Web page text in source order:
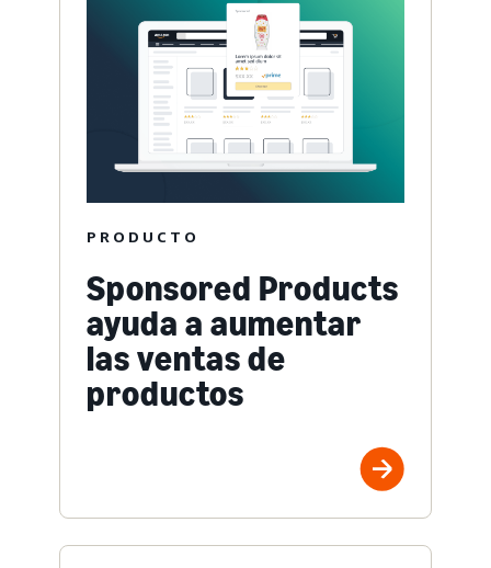
PRODUCTO
Sponsored Products
ayuda a aumentar
las ventas de
productos